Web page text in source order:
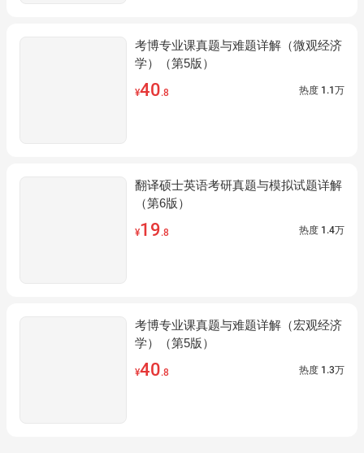
考博专业课真题与难题详解（微观经济
学）（第5版）
¥40.8 热度 1.1万
翻译硕士英语考研真题与模拟试题详解
（第6版）
¥19.8 热度 1.4万
考博专业课真题与难题详解（宏观经济
学）（第5版）
¥40.8 热度 1.3万